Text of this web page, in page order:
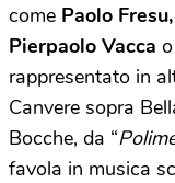
come Paolo
Pierpaolo Vacca
rappresentato in
Canvere sopra
Bocche, da “
favola in musica